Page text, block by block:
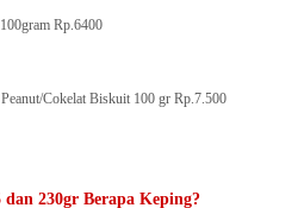
Rp.6400
Cokelat Biskuit 100 gr Rp.7.500
230gr Berapa Keping?